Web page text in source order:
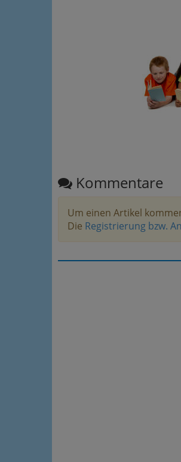
Kommentare
Um einen Artikel
Die Registrierung bzw.